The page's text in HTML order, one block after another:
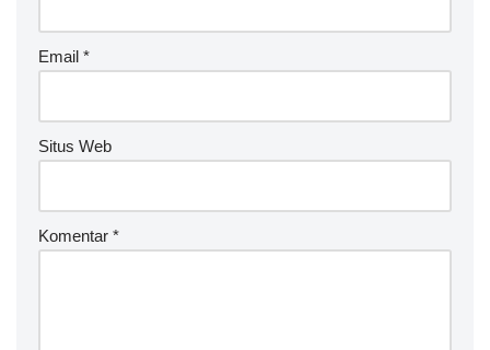
Email *
Situs Web
Komentar *
ti
v